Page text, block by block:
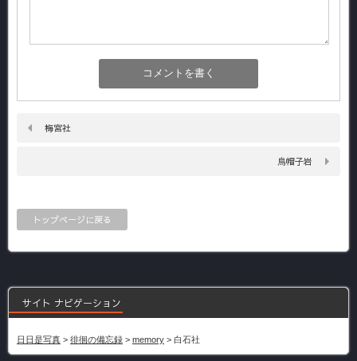
梅宮社
烏帽子岩
トップページに戻る
サイト ナビゲーション
日日是写真 > 徘徊の備忘録 > memory > 白石社